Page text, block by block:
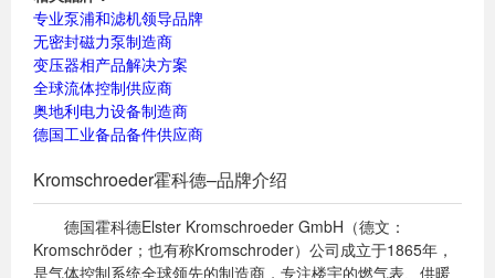
专业泵浦和滤机领导品牌
无密封磁力泵制造商
变压器相产品解决方案
全球流体控制供应商
奥地利电力设备制造商
德国工业备品备件供应商
Kromschroeder霍科德–品牌介绍
德国霍科德Elster Kromschroeder GmbH（德文：
Kromschröder；也有称Kromschroder）公司成立于1865年，
是气体控制系统全球领先的制造商，专注楼宇的燃气表、供暖